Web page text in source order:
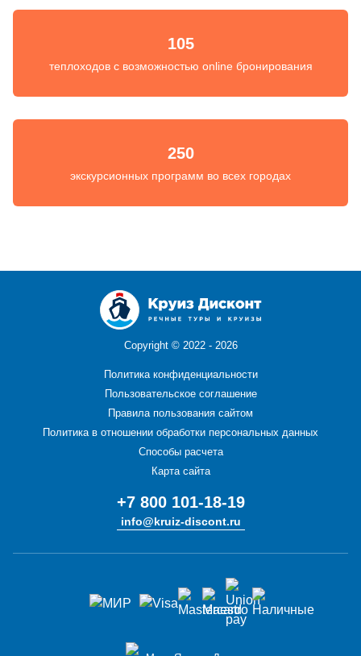
105
теплоходов с возможностью online бронирования
250
экскурсионных программ во всех городах
Copyright © 2022 - 2026
Политика конфиденциальности
Пользовательское соглашение
Правила пользования сайтом
Политика в отношении обработки персональных данных
Способы расчета
Карта сайта
+7 800 101-18-19
info@kruiz-discont.ru